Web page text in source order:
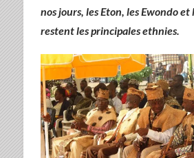
nos jours, les Eton, les Ewondo et
restent les principales ethnies.